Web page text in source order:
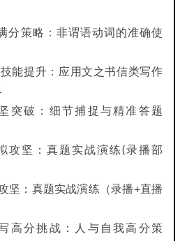
分策略：非谓语动词的准确使
能提升：应用文之书信类写作
突破：细节捕捉与精准答题
攻坚：真题实战演练(录播部
坚：真题实战演练（录播+直播
高分挑战：人与自我高分策